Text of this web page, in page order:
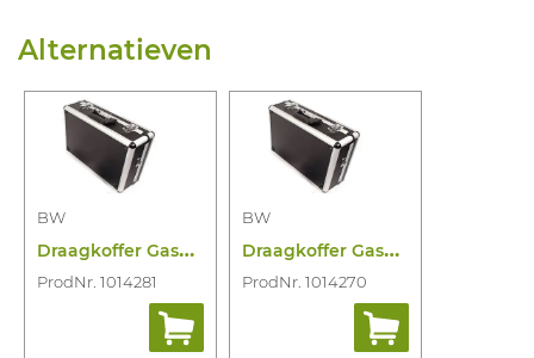
Alternatieven
BW
D
raagkoffer Gasalertmax Xt
ProdNr. 1014281
BW
D
raagkoffer Gasalertmicroclip
ProdNr. 1014270